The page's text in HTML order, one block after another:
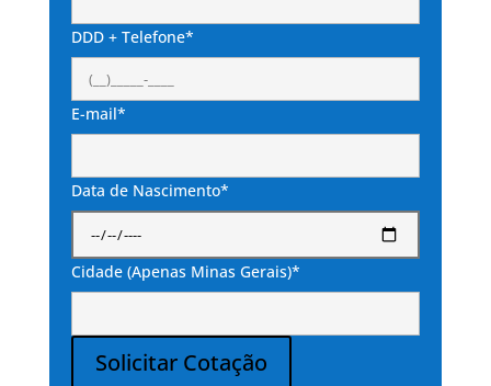
DDD + Telefone*
E-mail*
Data de Nascimento*
Cidade (Apenas Minas Gerais)*
Solicitar Cotação